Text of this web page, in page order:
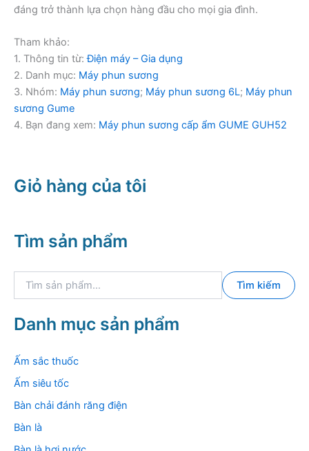
đáng trở thành lựa chọn hàng đầu cho mọi gia đình.
Tham khảo:
1. Thông tin từ:Điện máy – Gia dụng
2. Danh mục: Máy phun sương
3. Nhóm: Máy phun sương; Máy phun sương 6L; Máy phun
sương Gume
4. Bạn đang xem: Máy phun sương cấp ẩm GUME GUH52
Giỏ hàng của tôi
Tìm sản phẩm
k
i
m
Tìm kiếm
Danh mục sản phẩm
Ấm sắc thuốc
Ấm siêu tốc
Bàn chải đánh răng điện
Bàn là